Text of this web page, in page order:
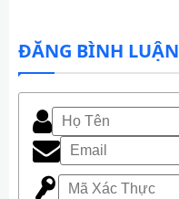
ĐĂNG BÌNH LUẬN